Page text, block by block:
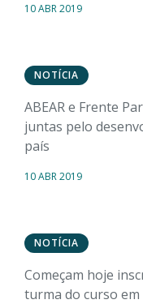
10 ABR 2019
NOTÍCIA
ABEAR e Frente
juntas pelo
país
10 ABR 2019
NOTÍCIA
Começam hoje
turma do curso em